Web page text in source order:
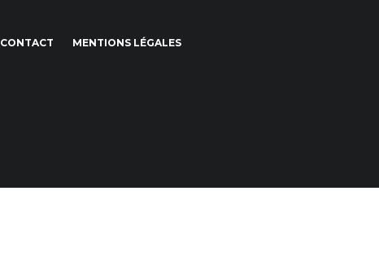
CONTACT MENTIONS LÉGALES